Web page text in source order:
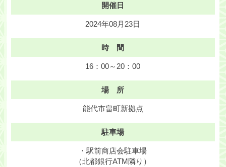
開催日
2024年08月23日
時 間
16：00～20：00
場 所
能代市畠町新拠点
駐車場
・駅前商店会駐車場
（北都銀行ATM隣り）